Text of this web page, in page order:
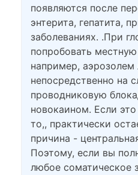
появляются после
энтерита, гепатита,
заболеваниях. .При
попробовать
например, аэрозолем
непосредственно на
проводниковую
новокаином. Если
то,, практически
причина -
Поэтому, если вы
любое соматическое